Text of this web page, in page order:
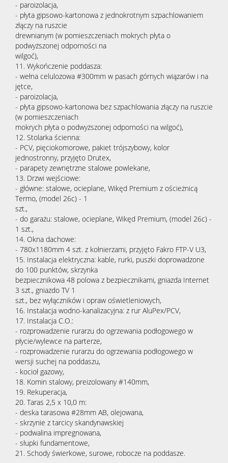
- paroizolacja,
- płyta gipsowo-kartonowa z jednokrotnym szpachlowaniem
złączy na ruszcie
drewnianym (w pomieszczeniach mokrych płyta o
podwyższonej odporności na
wilgoć),
11. Wykończenie poddasza:
- wełna celulozowa #300mm w pasach górnych wiązarów i na
jętce,
- paroizolacja,
- płyta gipsowo-kartonowa bez szpachlowania złączy na ruszcie
(w pomieszczeniach
mokrych płyta o podwyższonej odporności na wilgoć),
12. Stolarka ścienna:
- PCV, pięciokomorowe, pakiet trójszybowy, kolor
jednostronny, przyjęto Drutex,
- parapety zewnętrzne stalowe powlekane,
13. Drzwi wejściowe:
- główne: stalowe, ocieplane, Wikęd Premium z ościeżnicą
Termo, (model 26c) - 1
szt.,
- do garażu: stalowe, ocieplane, Wikęd Premium, (model 26c) -
1 szt.,
14. Okna dachowe:
- 780x1180mm 4 szt. z kołnierzami, przyjęto Fakro FTP-V U3,
15. Instalacja elektryczna: kable, rurki, puszki doprowadzone
do 100 punktów, skrzynka
bezpiecznikowa 48 polowa z bezpiecznikami, gniazda Internet
3 szt., gniazdo TV 1
szt., bez wyłączników i opraw oświetleniowych,
16. Instalacja wodno-kanalizacyjna: z rur AluPex/PCV,
17. Instalacja C.O.:
- rozprowadzenie rurarzu do ogrzewania podłogowego w
płycie/wylewce na parterze,
- rozprowadzenie rurarzu do ogrzewania podłogowego w
wersji suchej na poddaszu,
- kocioł gazowy,
18. Komin stalowy, preizolowany #140mm,
19. Rekuperacja,
20. Taras 2,5 x 10,0 m:
- deska tarasowa #28mm AB, olejowana,
- skrzynie z tarcicy skandynawskiej
- podwalina impregnowana,
- słupki fundamentowe,
21. Schody świerkowe, surowe, robocze na poddasze.